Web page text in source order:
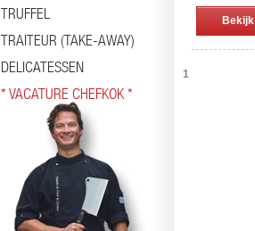
TRUFFEL
TRAITEUR (TAKE-AWAY)
DELICATESSEN
* VACATURE CHEFKOK *
Bekijk
1